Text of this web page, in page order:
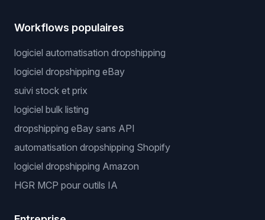
Workflows populaires
logiciel automatisation dropshipping
logiciel dropshipping eBay
suivi stock et prix
logiciel bulk listing
dropshipping eBay sans API
automatisation dropshipping Shopify
logiciel dropshipping Amazon
HGR MCP pour outils IA